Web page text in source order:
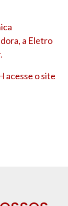
a Eletro
acesse o site